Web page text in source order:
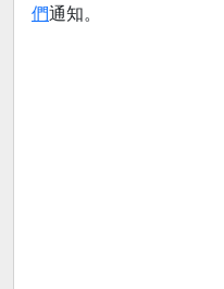
們通知。